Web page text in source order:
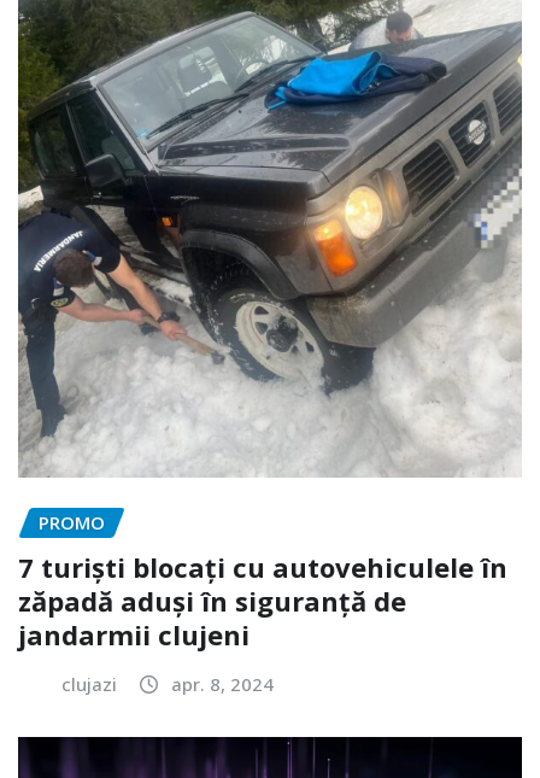
PROMO
7 turiști blocați cu autovehiculele în
zăpadă aduși în siguranță de
jandarmii clujeni
clujazi apr. 8, 2024